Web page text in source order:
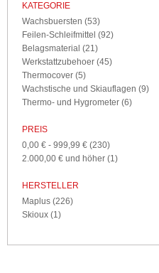
KATEGORIE
Wachsbuersten (53)
Feilen-Schleifmittel (92)
Belagsmaterial (21)
Werkstattzubehoer (45)
Thermocover (5)
Wachstische und Skiauflagen (9)
Thermo- und Hygrometer (6)
PREIS
0,00 € - 999,99 € (230)
2.000,00 € und höher (1)
HERSTELLER
Maplus (226)
Skioux (1)